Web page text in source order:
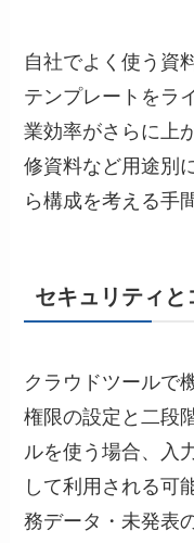
自社でよく使う資
テンプレートをラ
業効率がさらに上
修資料など用途別
ら構成を考える手
セキュリティ
クラウドツールで
権限の設定と二段
ルを使う場合、入
して利用される可
務データ・未発表